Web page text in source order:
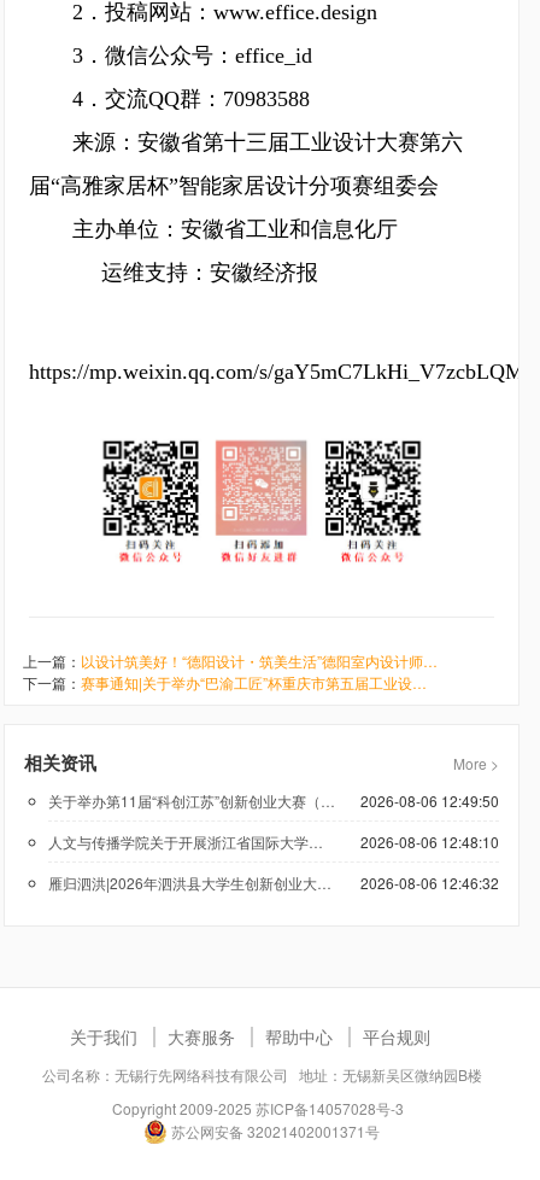
2．投稿网站：www.effice.design
3．微信公众号：effice_id
4．交流QQ群：70983588
来源：安徽省第十三届工业设计大赛第六
届“高雅家居杯”智能家居设计分项赛组委会
主办单位：安徽省工业和信息化厅
运维支持：安徽经济报
https://mp.weixin.qq.com/s/
上一篇：
以设计筑美好！“德阳设计・筑美生活”德阳室内设计师大赛正式启动
下一篇：
赛事通知|关于举办“巴渝工匠”杯重庆市第五届工业设计职业技能竞赛（室内装饰设计师）的通知
相关资讯
More >
关于举办第11届“科创江苏”创新创业大赛（低空经济领域）的通知
2026-08-06 12:49:50
人文与传播学院关于开展浙江省国际大学生创新大赛（2026）参赛报名工作的通知
2026-08-06 12:48:10
雁归泗洪|2026年泗洪县大学生创新创业大赛正在报名
2026-08-06 12:46:32
关于我们 大赛服务 帮助中心 平台规则
公司名称：无锡行先网络科技有限公司 地址：无锡新吴区微纳园B楼
Copyright 2009-2025 苏ICP备14057028号-3
苏公网安备 32021402001371号